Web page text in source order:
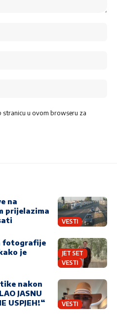
stranicu u ovom browseru za
VESTI
na
prijelazima
JET SET
VESTI
fotografije
je
VESTI
nakon
JASNU
USPJEH!“